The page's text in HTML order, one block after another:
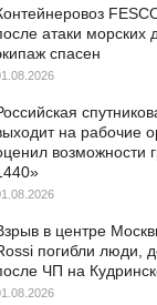
атаки
спасен
на рабочие
возможности
в центре
погибли люди,
ЧП на